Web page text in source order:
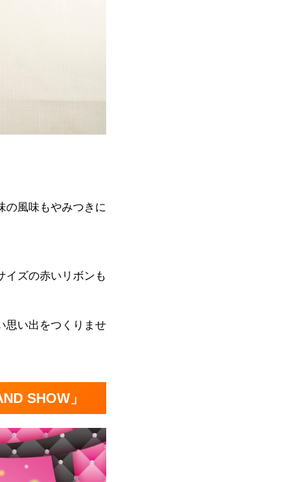
の風味もやみつきに
イズの赤いリボンも
思い出をつくりませ
SHOW」